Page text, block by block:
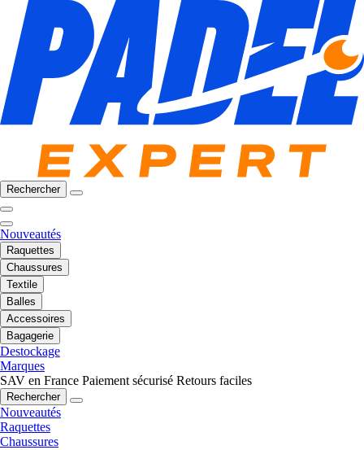
Rechercher
Nouveautés
Raquettes
Chaussures
Textile
Balles
Accessoires
Bagagerie
Destockage
Marques
SAV en France Paiement sécurisé Retours faciles
Rechercher
Nouveautés
Raquettes
Chaussures